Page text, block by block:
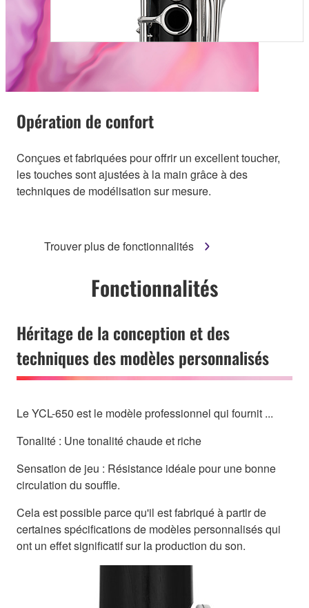
Opération de confort
Conçues et fabriquées pour offrir un excellent toucher,
les touches sont ajustées à la main grâce à des
techniques de modélisation sur mesure.
Trouver plus de fonctionnalités
Fonctionnalités
Héritage de la conception et des
techniques des modèles personnalisés
Le YCL-650 est le modèle professionnel qui fournit ...
Tonalité : Une tonalité chaude et riche
Sensation de jeu : Résistance idéale pour une bonne
circulation du souffle.
Cela est possible parce qu'il est fabriqué à partir de
certaines spécifications de modèles personnalisés qui
ont un effet significatif sur la production du son.